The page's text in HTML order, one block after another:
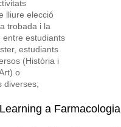
lliure elecció
trobada i la
entre estudiants
estudiants
(Història i
o
diverses;
a Farmacologia